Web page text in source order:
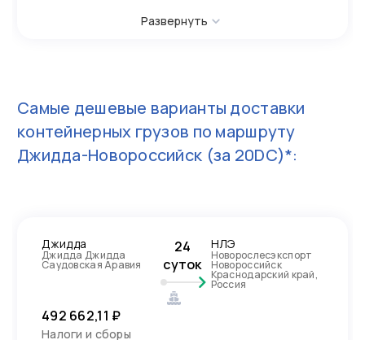
Развернуть
Самые дешевые варианты доставки
контейнерных грузов по маршруту
Джидда-Новороссийск (за 20DC)*:
Джидда
Джидда Джидда
Саудовская Аравия
24
суток
НЛЭ
Новорослесэкспорт
Новороссийск
Краснодарский край,
Россия
492 662,11 ₽
Налоги и сборы